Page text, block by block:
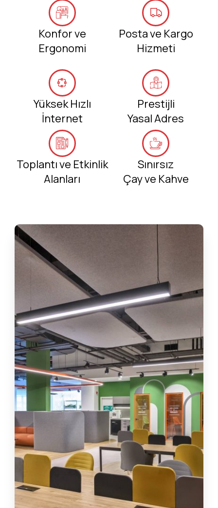
Konfor ve
Ergonomi
Posta ve Kargo
Hizmeti
Yüksek Hızlı
İnternet
Prestijli
Yasal Adres
Toplantı ve Etkinlik
Alanları
Sınırsız
Çay ve Kahve